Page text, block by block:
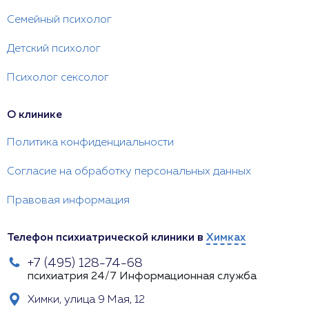
Семейный психолог
Детский психолог
Психолог сексолог
О клинике
Политика конфиденциальности
Согласие на обработку персональных данных
Правовая информация
Телефон психиатрической клиники в Химках
+7 (495) 128-74-68
психиатрия 24/7 Информационная служба
Химки, улица 9 Мая, 12